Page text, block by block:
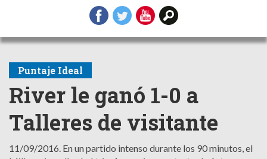
Puntaje Ideal
River le ganó 1-0 a
Talleres de visitante
11/09/2016. En un partido intenso durante los 90 minutos, el